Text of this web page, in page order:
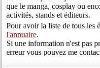
que le manga, cosplay ou
activités, stands et éditeurs.
Pour avoir la liste de tous les
l'annuaire.
Si une information n'est pas
erreur vous pouvez me